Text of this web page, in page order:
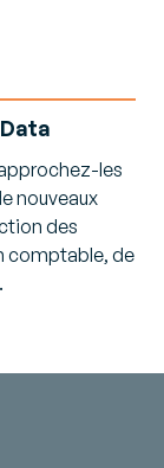
les
nouveaux
des
comptable, de